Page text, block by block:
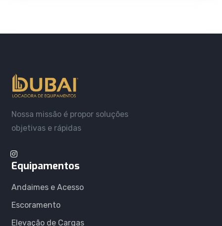
Nossa missão é propor soluções
objetivas e rápidas
Equipamentos
Andaimes e Acesso
Escoramento
Elevação de Cargas